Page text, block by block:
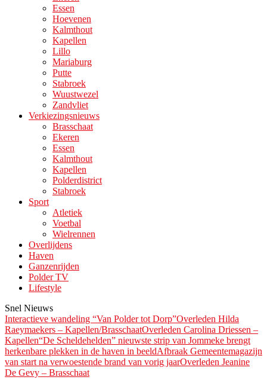
Essen
Hoevenen
Kalmthout
Kapellen
Lillo
Mariaburg
Putte
Stabroek
Wuustwezel
Zandvliet
Verkiezingsnieuws
Brasschaat
Ekeren
Essen
Kalmthout
Kapellen
Polderdistrict
Stabroek
Sport
Atletiek
Voetbal
Wielrennen
Overlijdens
Haven
Ganzenrijden
Polder TV
Lifestyle
Snel Nieuws
Interactieve wandeling “Van Polder tot Dorp”Overleden Hilda
Raeymaekers – Kapellen/BrasschaatOverleden Carolina Driessen –
Kapellen“De Scheldehelden” nieuwste strip van Jommeke brengt
herkenbare plekken in de haven in beeldAfbraak Gemeentemagazijn
van start na verwoestende brand van vorig jaarOverleden Jeanine
De Gevy – Brasschaat